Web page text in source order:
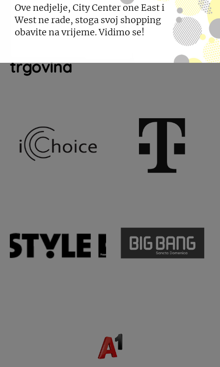
trgovina
Ove nedjelje, City Center one East i
West ne rade, stoga svoj shopping
obavite na vrijeme. Vidimo se!